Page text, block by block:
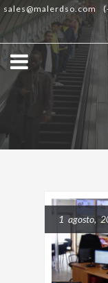
sales@malerdso.com
1 agosto,